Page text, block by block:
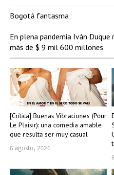
[Crítica] Buenas Vibraciones (Pour
Le Plaisir): una comedia amable
que resulta ser muy casual
6 agosto, 2026
Bogotá fantasma
En plena pandemia Iván
más de $ 9 mil 600 millones